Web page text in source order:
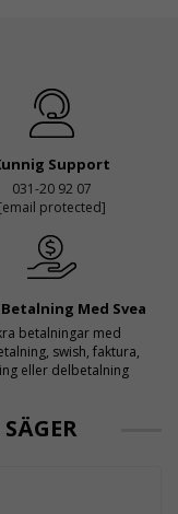
Support
031-20 92 07
[email protected]
Med Svea
betalningar med
swish, faktura,
eller delbetalning